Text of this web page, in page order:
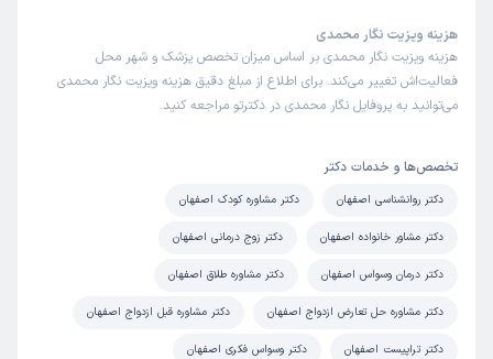
هزینه ویزیت نگار محمدی
هزینه ویزیت نگار محمدی بر اساس میزان تخصص پزشک و شهر محل
فعالیت‌اش تغییر می‌کند. برای اطلاع از مبلغ دقیق هزینه ویزیت نگار محمدی
می‌توانید به پروفایل نگار محمدی در دکترتو مراجعه کنید.
تخصص‌ها و خدمات دکتر
دکتر روانشناسی اصفهان دکتر مشاوره کودک اصفهان
دکتر مشاور خانواده اصفهان دکتر زوج درمانی اصفهان
دکتر درمان وسواس اصفهان دکتر مشاوره طلاق اصفهان
دکتر مشاوره حل تعارض ازدواج اصفهان دکتر مشاوره قبل ازدواج اصفهان
دکتر تراپیست اصفهان دکتر وسواس فکری اصفهان